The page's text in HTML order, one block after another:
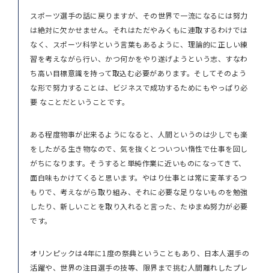
スポーツ選手の話に戻りますが、その世界で一流になるには努力
は絶対に欠かせません。それはただやみくもに連取するわけでは
なく、スポーツ科学という言葉もあるように、理論的に正しい練
習を考えながら行い、かつ何かをやり遂げようという志、すなわ
ち高い目標意識を持って取込む必要があります。そしてそのよう
な形で努力することは、ビジネスで成功するためにもやっぱり必
要 なことだということです。
ある程度物事が出来るようになると、人間というのは少しでも楽
をしたがる生き物なので、気を抜くとついつい惰性で仕事を回し
がちになります。そうすると単純作業に近いものになってきて、
面白味もかけてくると思います。やはり仕事とは常に変革するつ
もりで、考えながら取り組み、それに必要な足りないものを勉強
したり、新しいことを取り入れると言った、たゆまぬ努力が必要
です。
オリンピックは4年に1度の祭典ということもあり、日本人選手の
活躍や、世界の注目選手の技等、限界まで挑む人間離れしたプレ